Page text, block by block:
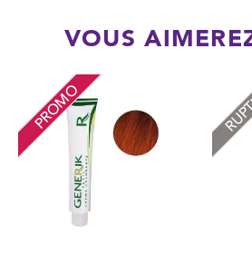
VOUS
PROMO